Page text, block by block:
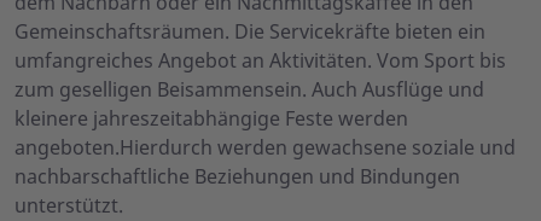
Gemeinschaftsräumen. Die Servicekräfte bieten ein
umfangreiches Angebot an Aktivitäten. Vom Sport bis
zum geselligen Beisammensein. Auch Ausflüge und
kleinere jahreszeitabhängige Feste werden
angeboten.Hierdurch werden gewachsene soziale und
nachbarschaftliche Beziehungen und Bindungen
unterstützt.